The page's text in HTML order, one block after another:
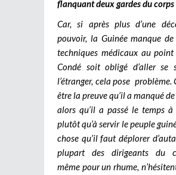
flanquant deux gardes du corps
Car, si après plus d’une
pouvoir, la Guinée manque
techniques médicaux au point
Condé soit obligé d’aller se
l’étranger, cela pose problème.
être la preuve qu’il a manqué
alors qu’il a passé le temps à
plutôt qu’à servir le peuple
chose qu’il faut déplorer
plupart des dirigeants du
même pour un rhume,